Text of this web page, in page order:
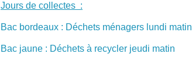
Jours de collectes :
Bac bordeaux : Déchets ménagers lundi matin
Bac jaune : Déchets à recycler jeudi matin